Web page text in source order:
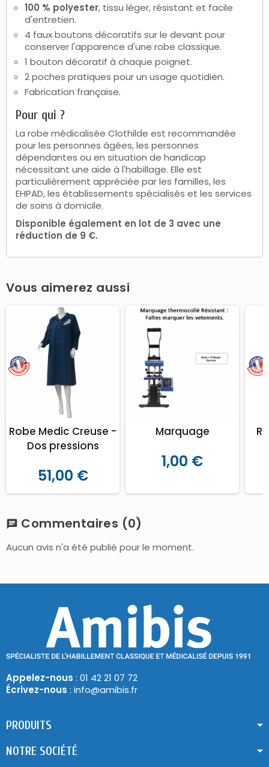
100 % polyester, tissu léger, résistant et facile
d'entretien.
4 faux boutons décoratifs sur le devant pour
conserver l'apparence d'une robe classique.
1 bouton décoratif à chaque poignet.
2 poches pratiques pour un usage quotidien.
Fabrication française.
Pour qui ?
La robe médicalisée Clothilde est recommandée
pour les personnes âgées, les personnes
dépendantes ou en situation de handicap
nécessitant une aide à l'habillage. Elle est
particulièrement appréciée par les familles, les
EHPAD, les établissements spécialisés et les services
de soins à domicile.
Disponible également en lot de 3 avec une
réduction de 9 €.
Vous aimerez aussi
Robe Medic Creuse -
Dos pressions
51,00 €
Marquage
1,00 €
chat Commentaires (0)
Aucun avis n'a été publié pour le moment.
Appelez-nous : 01 42 21 07 72
Écrivez-nous : info@amibis.fr
PRODUITS
NOTRE SOCIÉTÉ